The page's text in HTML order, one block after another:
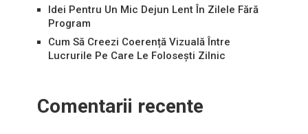
Idei Pentru Un Mic Dejun Lent În Zilele Fără
Program
Cum Să Creezi Coerență Vizuală Între
Lucrurile Pe Care Le Folosești Zilnic
Comentarii recente